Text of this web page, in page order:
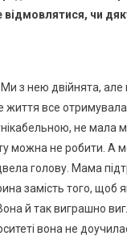
відмовлятися, чи
з нею двійнята, але
життя все
не мала
можна не робити. А
голову. Мама
замість того, щоб
й так виграшно
вона не